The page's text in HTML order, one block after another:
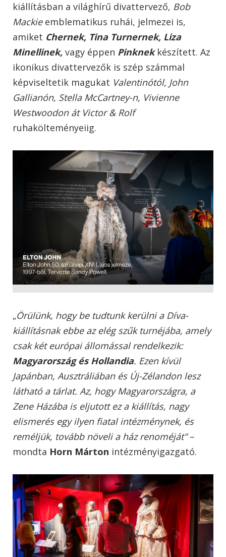
kiállításban a világhírű divattervező, Bob
Mackie emblematikus ruhái, jelmezei is,
amiket Chernek, Tina Turnernek, Liza
Minellinek, vagy éppen Pinknekkészített. Az
ikonikus divattervezők is szép számmal
képviseltetik magukat Valentinótól, John
Gallianón, Stella McCartney-n, Vivienne
Westwoodon át Victor & Rolf
ruhakölteményeiig.
„Örülünk, hogy be tudtunk kerülni a Díva-
kiállításnak ebbe az elég szűk turnéjába, amely
csak két európai állomással rendelkezik:
Magyarország és Hollandia. Ezen kívül
Japánban, Ausztráliában és Új-Zélandon lesz
látható a tárlat. Az, hogy Magyarországra, a
Zene Házába is eljutott ez a kiállítás, nagy
elismerés egy ilyen fiatal intézménynek, és
reméljük, tovább növeli a ház renoméját"–
mondta Horn Márton intézményigazgató.